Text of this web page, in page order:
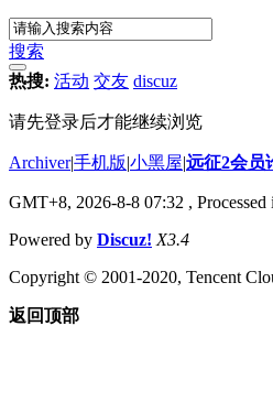
搜索
热搜: 活动 交友 discuz
请先登录后才能继续浏览
Archiver|手机版|小黑屋|远征2会员
GMT+8, 2026-8-8 07:32 ,
Powered by Discuz! X3.4
Copyright © 2001-2020, Tencent
返回顶部